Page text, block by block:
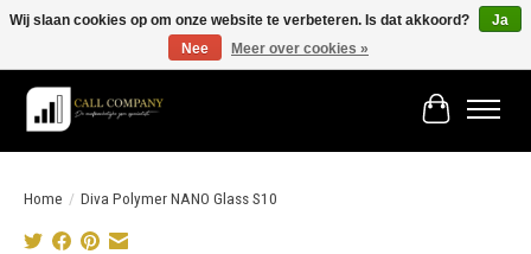
Vóór 19:00 besteld morgen in huis!
Winkelwagen
Home / Diva Polymer NANO Glass S10
Wij slaan cookies op om onze website te verbeteren. Is dat akkoord?
Ja
Nee
Meer over cookies »